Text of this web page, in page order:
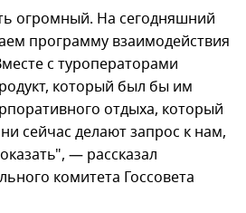
огромный. На сегодняшний
программу взаимодействия
с туроператорами
который был бы им
отдыха, который
сейчас делают запрос к нам,
— рассказал
комитета Госсовета